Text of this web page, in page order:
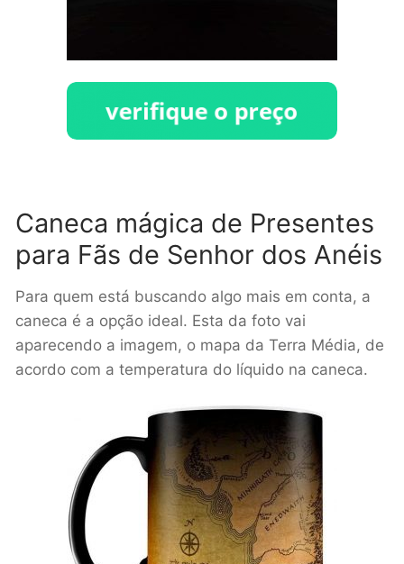
Caneca mágica de Presentes
para Fãs de Senhor dos Anéis
Para quem está buscando algo mais em conta, a
caneca é a opção ideal. Esta da foto vai
aparecendo a imagem, o mapa da Terra Média, de
acordo com a temperatura do líquido na caneca.